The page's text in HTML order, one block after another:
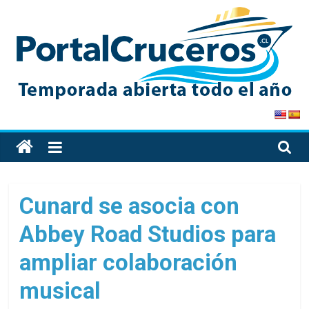
content
PortalCruceros
Toda
la
de
cruceros
un
solo
Cunard se asocia con
Abbey Road Studios para
ampliar colaboración
musical